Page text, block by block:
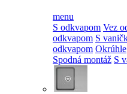
menu
S odkvapom Vez
odkvapom S
odkvapom Okrúhle
Spodná montáž S